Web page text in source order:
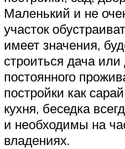
Маленький и не
участок
имеет значения,
строиться дача
постоянного
постройки как
кухня, беседка
и необходимы на
владениях.